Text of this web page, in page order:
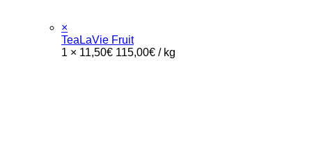
×
TeaLaVie Fruit
1 × 11,50€ 115,00€ / kg